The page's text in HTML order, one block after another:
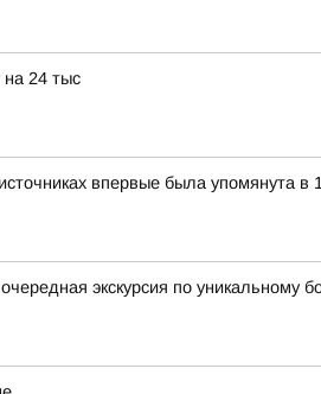
на 24 тыс
впервые была упомянута в
экскурсия по уникальному